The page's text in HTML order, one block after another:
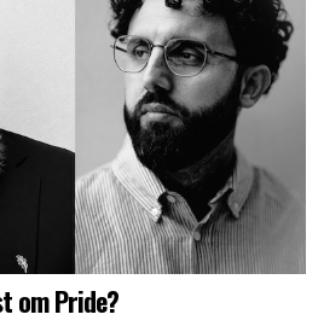
om Pride?